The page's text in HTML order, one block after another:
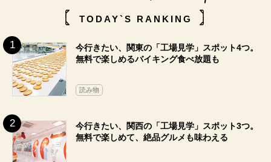
TODAY`S RANKING
今行きたい、関東の「工場見学」スポット4つ。
無料で楽しめるバイキング食べ放題も
読み物
今行きたい、関西の「工場見学」スポット3つ。
無料で楽しめて、絶品グルメも味わえる